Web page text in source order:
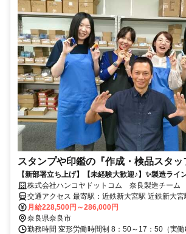
スタンプや印鑑の『作成・検品スタ
【新部署立ち上げ】【未経験大歓迎♪】✨製造ライ
スタッフ大募集✨正社員7名採用予定✨ラクスルグル
株式会社ハンコヤドットコム 奈良製造チーム
交通アクセス 最寄駅：近鉄新大宮駅 近鉄新大宮駅から徒歩3分 ┗下
記地域からご勤務も大歓迎です！ 大阪市、大和郡山市、生駒市、木
津川市、東大阪市、天理市、橿原市、京都市、
月給228,500円～286,000円
奈良県奈良市
勤務時間 変形労働時間制 8：50～17：50（実働